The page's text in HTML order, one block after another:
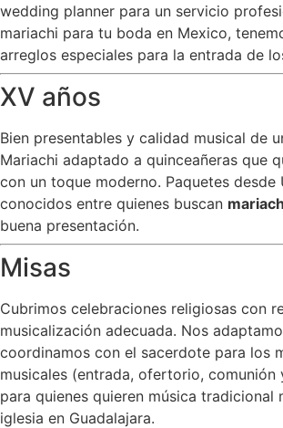
wedding planner para un servicio
mariachi para tu boda en Mexico,
arreglos especiales para la entrada de
XV años
Bien presentables y calidad musical de
Mariachi adaptado a quinceañeras que
con un toque moderno. Paquetes desde
conocidos entre quienes buscan
buena presentación.
Misas
Cubrimos celebraciones religiosas con
musicalización adecuada. Nos
coordinamos con el sacerdote para los
musicales (entrada, ofertorio, comunión
para quienes quieren música tradicional
iglesia en Guadalajara.